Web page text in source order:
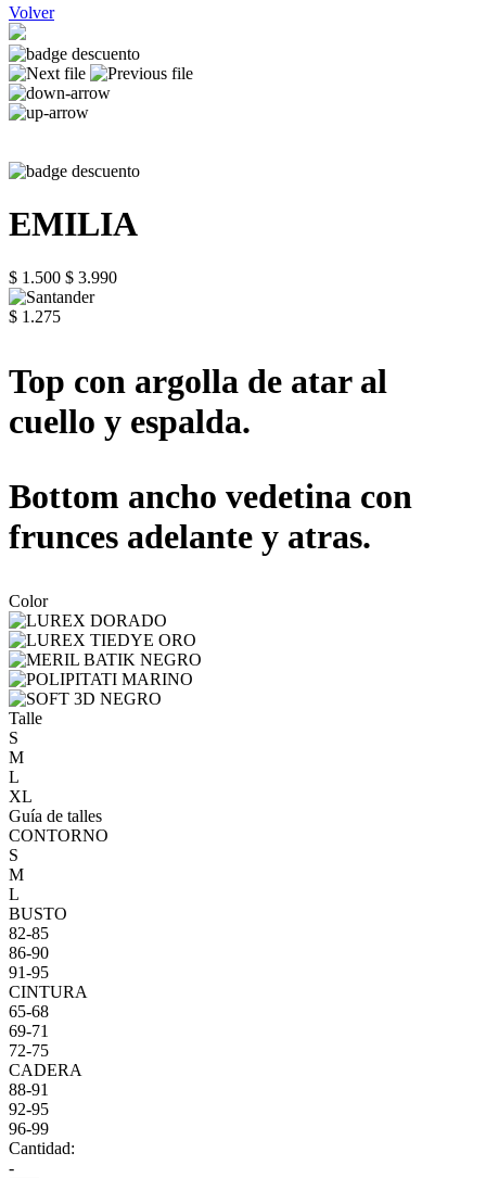
Volver
EMILIA
$ 1.500 $ 3.990
$ 1.275
Top con argolla de atar al
cuello y espalda.
Bottom ancho vedetina con
frunces adelante y atras.
Color
Talle
S
M
L
XL
Guía de talles
CONTORNO
S
M
L
BUSTO
82-85
86-90
91-95
CINTURA
65-68
69-71
72-75
CADERA
88-91
92-95
96-99
Cantidad:
-